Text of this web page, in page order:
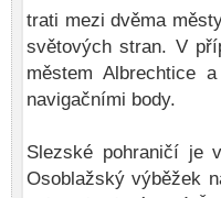
trati mezi dvěma
světových stran. V
městem Albrechtice
navigačními body.
Slezské pohraničí je
Osoblažský výběžek